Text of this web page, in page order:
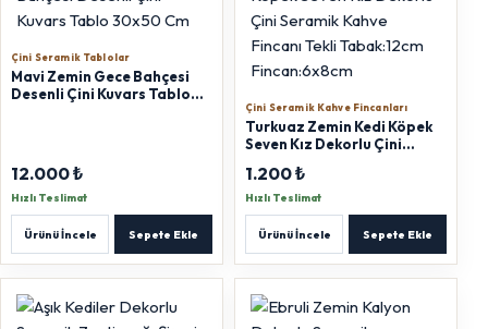
Çini Seramik Tablolar
Mavi Zemin Gece Bahçesi
Desenli Çini Kuvars Tablo
12.000 ₺
Hızlı Teslimat
Ürünü İncele Sepete Ekle
Çini Seramik Kahve Fincanları
Turkuaz Zemin Kedi Köpek
Seven Kız Dekorlu Çini
Tabak:12cm Fincan:6x8cm
1.200 ₺
Hızlı Teslimat
Ürünü İncele Sepete Ekle